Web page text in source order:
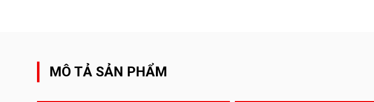
MÔ TẢ SẢN PHẨM